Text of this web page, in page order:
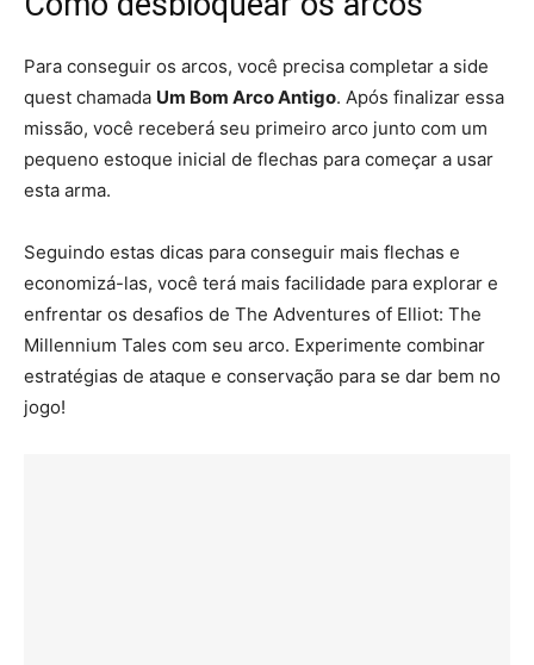
Para conseguir os arcos, você precisa completar a side
quest chamada Um Bom Arco Antigo. Após finalizar essa
missão, você receberá seu primeiro arco junto com um
pequeno estoque inicial de flechas para começar a usar
esta arma.
Seguindo estas dicas para conseguir mais flechas e
economizá-las, você terá mais facilidade para explorar e
enfrentar os desafios de The Adventures of Elliot: The
Millennium Tales com seu arco. Experimente combinar
estratégias de ataque e conservação para se dar bem no
jogo!